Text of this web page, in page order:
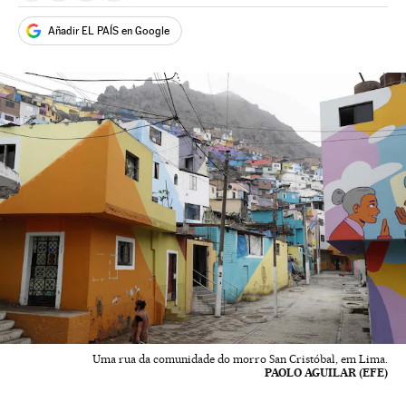
Añadir EL PAÍS en Google
Uma rua da comunidade do morro San Cristóbal, em Lima.
PAOLO AGUILAR (EFE)